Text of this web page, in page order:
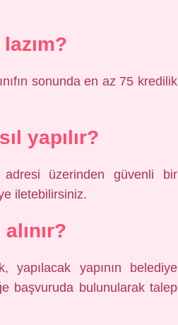
sonunda en az 75 kredilik
yapılır?
adresi üzerinden güvenli bir
iletebilirsiniz.
yapılacak yapının belediye
başvuruda bulunularak talep